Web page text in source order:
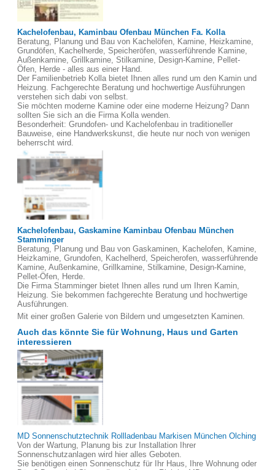
Kachelofenbau, Kaminbau Ofenbau München Fa. Kolla
Beratung, Planung und Bau von Kachelöfen, Kamine, Heizkamine,
Grundöfen, Kachelherde, Speicheröfen, wasserführende Kamine,
Außenkamine, Grillkamine, Stilkamine, Design-Kamine, Pellet-
Öfen, Herde - alles aus einer Hand.
Der Familienbetrieb Kolla bietet Ihnen alles rund um den Kamin und
Heizung. Fachgerechte Beratung und hochwertige Ausführungen
verstehen sich dabi von selbst.
Sie möchten moderne Kamine oder eine moderne Heizung? Dann
sollten Sie sich an die Firma Kolla wenden.
Besonderheit: Grundofen- und Kachelofenbau in traditioneller
Bauweise, eine Handwerkskunst, die heute nur noch von wenigen
beherrscht wird.
Kachelofenbau, Gaskamine Kaminbau Ofenbau München
Stamminger
Beratung, Planung und Bau von Gaskaminen, Kachelofen, Kamine,
Heizkamine, Grundofen, Kachelherd, Speicherofen, wasserführende
Kamine, Außenkamine, Grillkamine, Stilkamine, Design-Kamine,
Pellet-Öfen, Herde.
Die Firma Stamminger bietet Ihnen alles rund um Ihren Kamin,
Heizung. Sie bekommen fachgerechte Beratung und hochwertige
Ausführungen.
Mit einer großen Galerie von Bildern und umgesetzten Kaminen.
Auch das könnte Sie für Wohnung, Haus und Garten
interessieren
MD Sonnenschutztechnik Rollladenbau Markisen München Olching
Von der Wartung, Planung bis zur Installation Ihrer
Sonnenschutzanlagen wird hier alles Geboten.
Sie benötigen einen Sonnenschutz für Ihr Haus, Ihre Wohnung oder